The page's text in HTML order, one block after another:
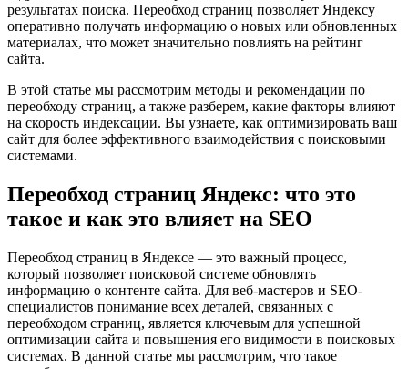
результатах поиска. Переобход страниц позволяет Яндексу
оперативно получать информацию о новых или обновленных
материалах, что может значительно повлиять на рейтинг
сайта.
В этой статье мы рассмотрим методы и рекомендации по
переобходу страниц, а также разберем, какие факторы влияют
на скорость индексации. Вы узнаете, как оптимизировать ваш
сайт для более эффективного взаимодействия с поисковыми
системами.
Переобход страниц Яндекс: что это
такое и как это влияет на SEO
Переобход страниц в Яндексе — это важный процесс,
который позволяет поисковой системе обновлять
информацию о контенте сайта. Для веб-мастеров и SEO-
специалистов понимание всех деталей, связанных с
переобходом страниц, является ключевым для успешной
оптимизации сайта и повышения его видимости в поисковых
системах. В данной статье мы рассмотрим, что такое